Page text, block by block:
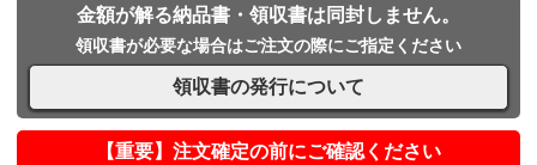
金額が解る納品書・領収書は同封しません。
領収書が必要な場合はご注文の際にご指定ください
領収書の発行について
【重要】注文確定の前にご確認ください